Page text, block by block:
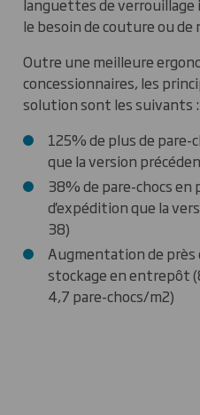
le besoin de couture ou de
Outre une meilleure
concessionnaires, les
solution sont les suivants :
125% de plus de pare-
que la version
38% de pare-chocs
d'expédition que la
38)
Augmentation de près
stockage en entrepôt
4,7 pare-chocs/m2)